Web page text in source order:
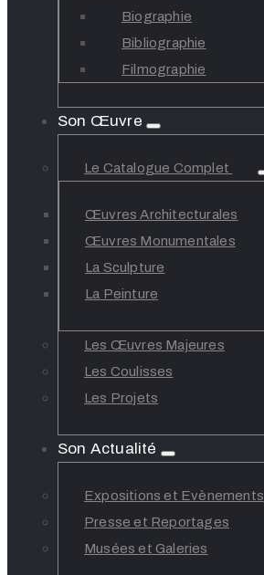
Biographie
Bibliographie
Filmographie
Son Œuvre
Le Catalogue Complet
Œuvres Architecturales
Œuvres Monumentales
La Sculpture
La Peinture
Les Œuvres Majeures
Les Coulisses
Les Projets
Son Actualité
Expositions et Evènements
Presse et Reportages
Musées et Galeries